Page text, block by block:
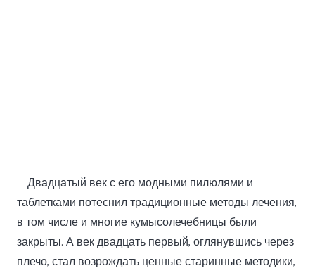
Двадцатый век с его модными пилюлями и
таблетками потеснил традиционные методы лечения,
в том числе и многие кумысолечебницы были
закрыты. А век двадцать первый, оглянувшись через
плечо, стал возрождать ценные старинные методики,